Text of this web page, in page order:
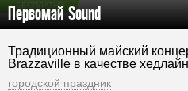
БЕСПЛАТНО
Первомай Sound
Традиционный майский
Brazzaville в качестве
городской праздник